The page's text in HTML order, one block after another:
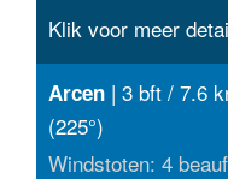
Klik voor meer
Arcen | 3 bft / 7.6
(225°)
Windstoten: 4